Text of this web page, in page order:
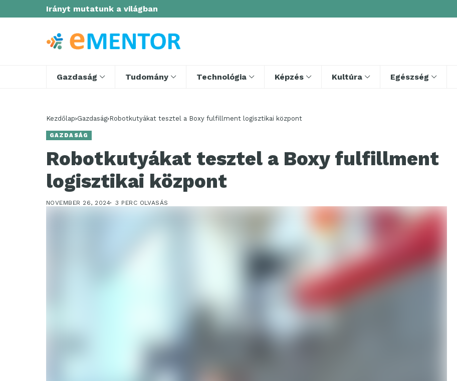
Irányt mutatunk a világban
Gazdaság Tudomány Technológia Képzés Kultúra Egészség
Kezdőlap Gazdaság Robotkutyákat tesztel a Boxy fulfillment logisztikai központ
GAZDASÁG
Robotkutyákat tesztel a Boxy fulfillment
logisztikai központ
NOVEMBER 26, 2024 3 PERC OLVASÁS